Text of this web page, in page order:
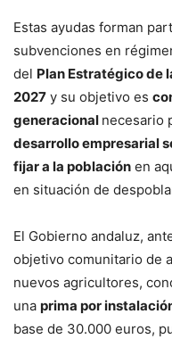
Estas ayudas forman
subvenciones en
del Plan Estratégico de
2027 y su objetivo es
generacional necesario
desarrollo empresarial
fijar a la población en
en situación de
El Gobierno andaluz,
objetivo comunitario de
nuevos agricultores,
una prima por
base de 30.000 euros,